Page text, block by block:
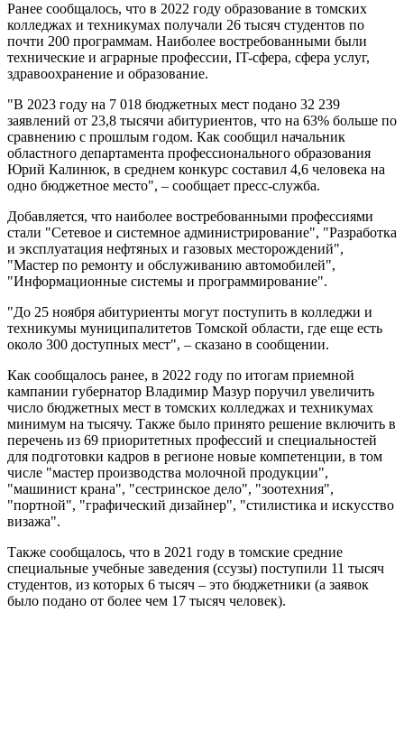
Ранее сообщалось, что в 2022 году образование в томских
колледжах и техникумах получали 26 тысяч студентов по
почти 200 программам. Наиболее востребованными были
технические и аграрные профессии, IT-сфера, сфера услуг,
здравоохранение и образование.
"В 2023 году на 7 018 бюджетных мест подано 32 239
заявлений от 23,8 тысячи абитуриентов, что на 63% больше по
сравнению с прошлым годом. Как сообщил начальник
областного департамента профессионального образования
Юрий Калинюк, в среднем конкурс составил 4,6 человека на
одно бюджетное место", – сообщает пресс-служба.
Добавляется, что наиболее востребованными профессиями
стали "Сетевое и системное администрирование", "Разработка
и эксплуатация нефтяных и газовых месторождений",
"Мастер по ремонту и обслуживанию автомобилей",
"Информационные системы и программирование".
"До 25 ноября абитуриенты могут поступить в колледжи и
техникумы муниципалитетов Томской области, где еще есть
около 300 доступных мест", – сказано в сообщении.
Как сообщалось ранее, в 2022 году по итогам приемной
кампании губернатор Владимир Мазур поручил увеличить
число бюджетных мест в томских колледжах и техникумах
минимум на тысячу. Также было принято решение включить в
перечень из 69 приоритетных профессий и специальностей
для подготовки кадров в регионе новые компетенции, в том
числе "мастер производства молочной продукции",
"машинист крана", "сестринское дело", "зоотехния",
"портной", "графический дизайнер", "стилистика и искусство
визажа".
Также сообщалось, что в 2021 году в томские средние
специальные учебные заведения (ссузы) поступили 11 тысяч
студентов, из которых 6 тысяч – это бюджетники (а заявок
было подано от более чем 17 тысяч человек).